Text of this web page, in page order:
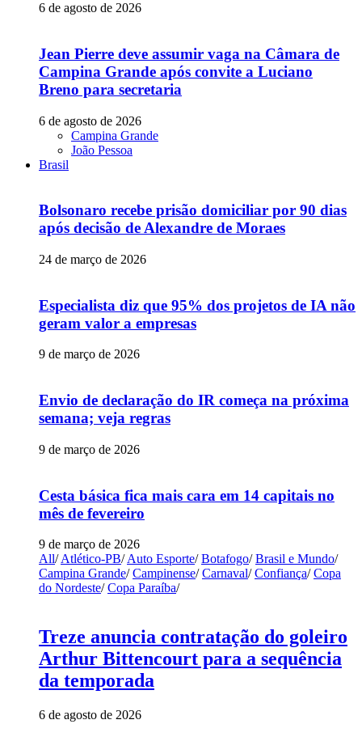
6 de agosto de 2026
Jean Pierre deve assumir vaga na Câmara de
Campina Grande após convite a Luciano
Breno para secretaria
6 de agosto de 2026
Campina Grande
João Pessoa
Brasil
Bolsonaro recebe prisão domiciliar por 90 dias
após decisão de Alexandre de Moraes
24 de março de 2026
Especialista diz que 95% dos projetos de IA não
geram valor a empresas
9 de março de 2026
Envio de declaração do IR começa na próxima
semana; veja regras
9 de março de 2026
Cesta básica fica mais cara em 14 capitais no
mês de fevereiro
9 de março de 2026
All/ Atlético-PB/ Auto Esporte/ Botafogo/ Brasil e Mundo/
Campina Grande/ Campinense/ Carnaval/ Confiança/ Copa
do Nordeste/ Copa Paraíba/
Treze anuncia contratação do goleiro
Arthur Bittencourt para a sequência
da temporada
6 de agosto de 2026